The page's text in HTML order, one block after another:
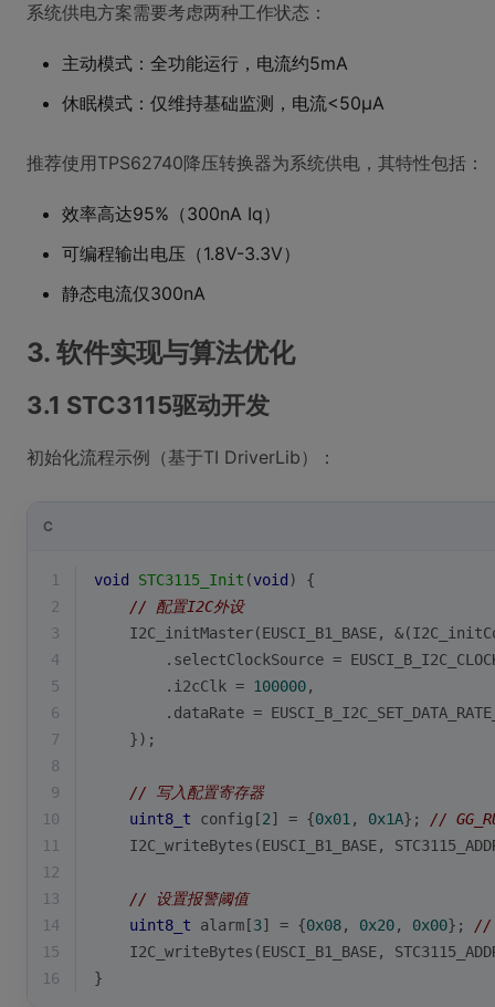
系统供电方案需要考虑两种工作状态：
主动模式：全功能运行，电流约5mA
休眠模式：仅维持基础监测，电流<50μA
推荐使用TPS62740降压转换器为系统供电，其特性包括：
效率高达95%（300nA Iq）
可编程输出电压（1.8V-3.3V）
静态电流仅300nA
3. 软件实现与算法优化
3.1 STC3115驱动开发
初始化流程示例（基于TI DriverLib）：
C
1 void STC3115_Init (void )
{
2
// 配置I2C外设
3
I2C_initMaster(EUSCI_B1_BASE,
4
.selectClockSource =
5
        .i2cClk =
100000,
6
.dataRate =
7
    });
8
9
// 写入配置寄存器
10
uint8_t config[2] = {0x01 , 0x1A}; //
11
I2C_writeBytes(EUSCI_B1_BASE,
12
13
// 设置报警阈值
14
uint8_t alarm[3] = {0x08, 0x20, 0x00}; //
15
I2C_writeBytes(EUSCI_B1_BASE,
16
}